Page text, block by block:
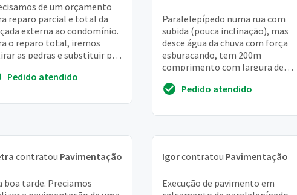
de um orçamento
reparo parcial e total da
externa ao condomínio.
o reparo total, iremos
as pedras e substituir por
Pedido atendido
Paralelepípedo numa rua com
subida (pouca inclinação), mas
desce água da chuva com força
esburacando, tem 200m
comprimento com largura de
entrada do meu sítio
Pedido atendido
contratou Pavimentação
boa tarde. Preciamos
Igorcontratou Pavimentação
Execução de pavimento em